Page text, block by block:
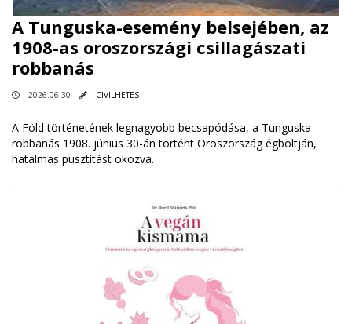
A Tunguska-esemény belsejében, az
1908-as oroszországi csillagászati ​​
robbanás
2026.06.30 CIVILHETES
A Föld történetének legnagyobb becsapódása, a Tunguska-
robbanás 1908. június 30-án történt Oroszország égboltján,
hatalmas pusztítást okozva.